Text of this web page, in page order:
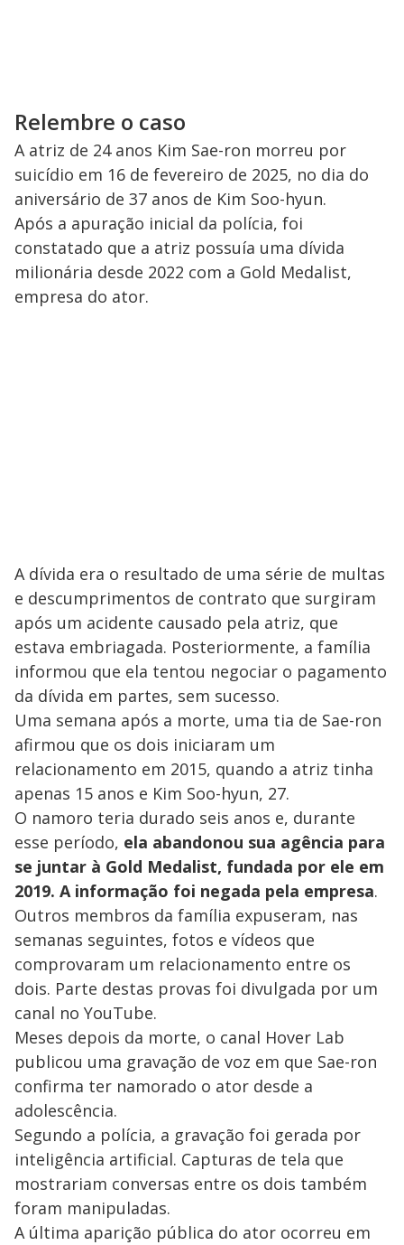
Relembre o caso
A atriz de 24 anos Kim Sae-ron morreu por
suicídio em 16 de fevereiro de 2025, no dia do
aniversário de 37 anos de Kim Soo-hyun.
Após a apuração inicial da polícia, foi
constatado que a atriz possuía uma dívida
milionária desde 2022 com a Gold Medalist,
empresa do ator.
A dívida era o resultado de uma série de multas
e descumprimentos de contrato que surgiram
após um acidente causado pela atriz, que
estava embriagada. Posteriormente, a família
informou que ela tentou negociar o pagamento
da dívida em partes, sem sucesso.
Uma semana após a morte, uma tia de Sae-ron
afirmou que os dois iniciaram um
relacionamento em 2015, quando a atriz tinha
apenas 15 anos e Kim Soo-hyun, 27.
O namoro teria durado seis anos e, durante
esse período, ela abandonou sua agência para
se juntar à Gold Medalist, fundada por ele em
2019. A informação foi negada pela empresa.
Outros membros da família expuseram, nas
semanas seguintes, fotos e vídeos que
comprovaram um relacionamento entre os
dois. Parte destas provas foi divulgada por um
canal no YouTube.
Meses depois da morte, o canal Hover Lab
publicou uma gravação de voz em que Sae-ron
confirma ter namorado o ator desde a
adolescência.
Segundo a polícia, a gravação foi gerada por
inteligência artificial. Capturas de tela que
mostrariam conversas entre os dois também
foram manipuladas.
A última aparição pública do ator ocorreu em